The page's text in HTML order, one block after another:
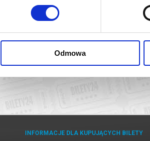
Odmowa
bilet
PAWEŁ WÓJCIK I TOMASZ SARNIAK
kup bilet
INFORMACJE DLA KUPUJĄCYCH BILETY